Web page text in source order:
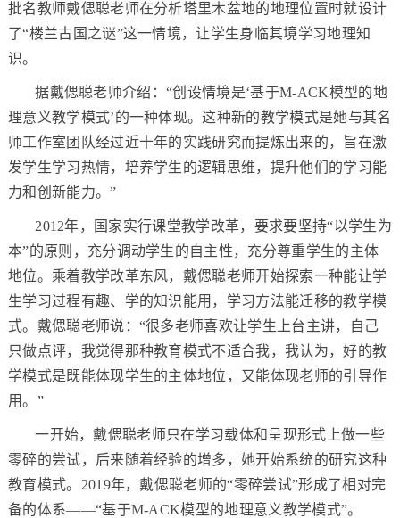
批名教师戴偲聪老师在分析塔里木盆地的地理位置时就设计
了“楼兰古国之谜”这一情境，让学生身临其境学习地理知
识。
据戴偲聪老师介绍：“创设情境是‘基于M-ACK模型的地
理意义教学模式’的一种体现。这种新的教学模式是她与其名
师工作室团队经过近十年的实践研究而提炼出来的，旨在激
发学生学习热情，培养学生的逻辑思维，提升他们的学习能
力和创新能力。”
2012年，国家实行课堂教学改革，要求要坚持“以学生为
本”的原则，充分调动学生的自主性，充分尊重学生的主体
地位。乘着教学改革东风，戴偲聪老师开始探索一种能让学
生学习过程有趣、学的知识能用，学习方法能迁移的教学模
式。戴偲聪老师说：“很多老师喜欢让学生上台主讲，自己
只做点评，我觉得那种教育模式不适合我，我认为，好的教
学模式是既能体现学生的主体地位，又能体现老师的引导作
用。”
一开始，戴偲聪老师只在学习载体和呈现形式上做一些
零碎的尝试，后来随着经验的增多，她开始系统的研究这种
教育模式。2019年，戴偲聪老师的“零碎尝试”形成了相对完
备的体系——“基于M-ACK模型的地理意义教学模式”。